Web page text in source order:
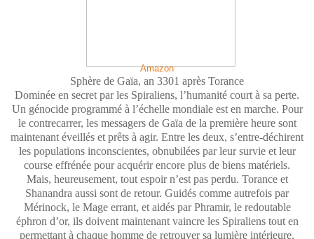
Amazon
Sphère de Gaïa, an 3301 après Torance
Dominée en secret par les Spiraliens, l’humanité court à sa perte.
Un génocide programmé à l’échelle mondiale est en marche. Pour
le contrecarrer, les messagers de Gaïa de la première heure sont
maintenant éveillés et prêts à agir. Entre les deux, s’entre-déchirent
les populations inconscientes, obnubilées par leur survie et leur
course effrénée pour acquérir encore plus de biens matériels.
Mais, heureusement, tout espoir n’est pas perdu. Torance et
Shanandra aussi sont de retour. Guidés comme autrefois par
Mérinock, le Mage errant, et aidés par Phramir, le redoutable
éphron d’or, ils doivent maintenant vaincre les Spiraliens tout en
permettant à chaque homme de retrouver sa lumière intérieure.